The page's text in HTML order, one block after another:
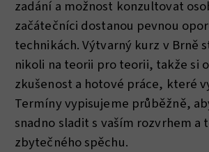
zadání a možnost konzultovat
začátečníci dostanou pevnou
technikách. Výtvarný kurz v Brně
nikoli na teorii pro teorii, takže si
zkušenost a hotové práce, které
Termíny vypisujeme průběžně,
snadno sladit s vaším rozvrhem a
zbytečného spěchu.